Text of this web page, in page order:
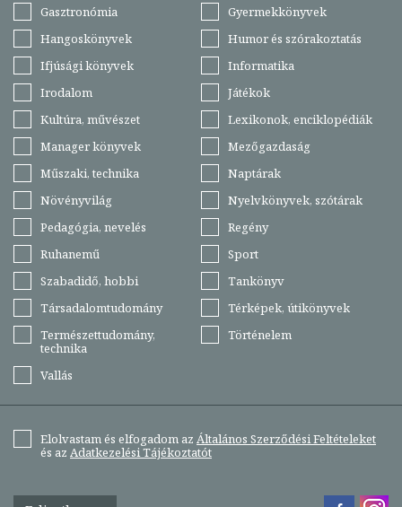
Gasztronómia
Gyermekkönyvek
Hangoskönyvek
Humor és szórakoztatás
Ifjúsági könyvek
Informatika
Irodalom
Játékok
Kultúra, művészet
Lexikonok, enciklopédiák
Manager könyvek
Mezőgazdaság
Műszaki, technika
Naptárak
Növényvilág
Nyelvkönyvek, szótárak
Pedagógia, nevelés
Regény
Ruhanemű
Sport
Szabadidő, hobbi
Tankönyv
Társadalomtudomány
Térképek, útikönyvek
Természettudomány,
technika
Történelem
Vallás
Elolvastam és elfogadom az Általános Szerződési Feltételeket
és az Adatkezelési Tájékoztatót